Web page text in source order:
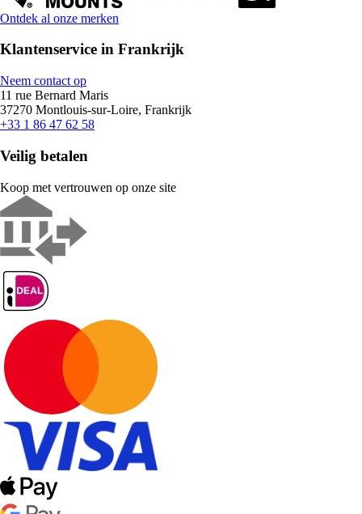
Ontdek al onze merken
Klantenservice in Frankrijk
Neem contact op
11 rue Bernard Maris
37270 Montlouis-sur-Loire, Frankrijk
+33 1 86 47 62 58
Veilig betalen
Koop met vertrouwen op onze site